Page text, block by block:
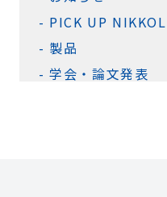
PICK UP NIKKOL
製品
学会・論文発表